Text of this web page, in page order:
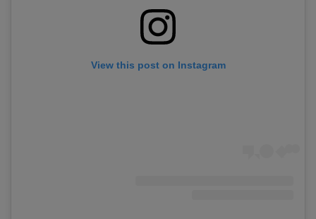
View this post on Instagram